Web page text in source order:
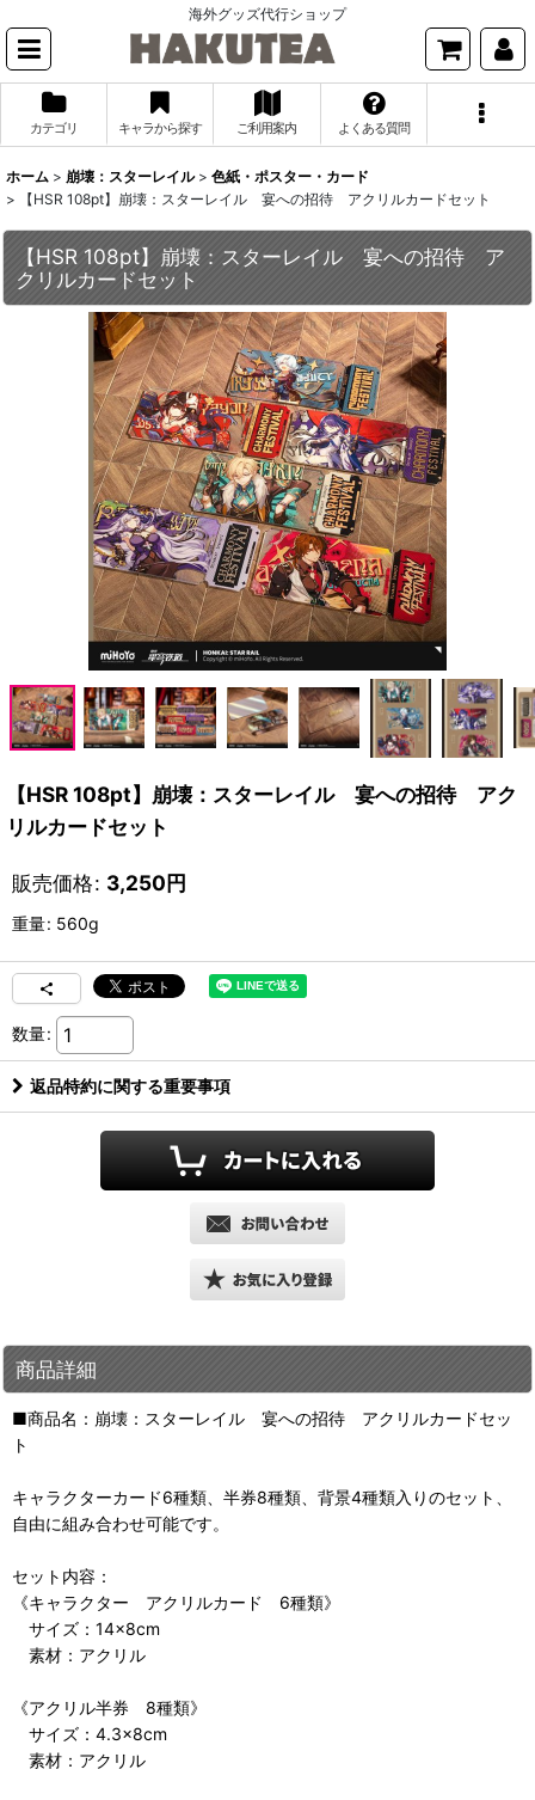
海外グッズ代行ショップ
カテゴリ キャラから探す ご利用案内 よくある質問
ホーム > 崩壊：スターレイル > 色紙・ポスター・カード
>
【HSR 108pt】崩壊：スターレイル 宴への招待 アクリルカードセット
【HSR 108pt】崩壊：スターレイル 宴への招待 ア
クリルカードセット
【HSR 108pt】崩壊：スターレイル 宴への招待 アク
リルカードセット
販売価格: 3,250円
重量: 560g
数量:
返品特約に関する重要事項
商品詳細
■商品名：崩壊：スターレイル 宴への招待 アクリルカードセッ
ト
キャラクターカード6種類、半券8種類、背景4種類入りのセット、
自由に組み合わせ可能です。
セット内容：
《キャラクター アクリルカード 6種類》
サイズ：14×8cm
素材：アクリル
《アクリル半券 8種類》
サイズ：4.3×8cm
素材：アクリル